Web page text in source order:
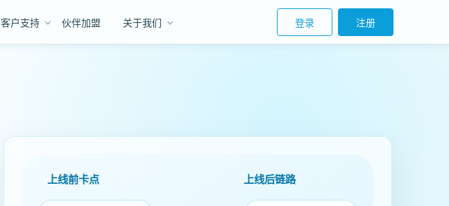
客户支持 伙伴加盟 关于我们 登录 注册
上线前卡点 上线后链路